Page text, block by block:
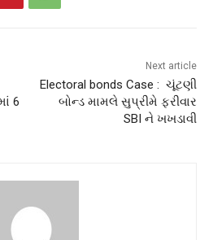
6
Next article
Electoral bonds Case : ચૂંટણી
બોન્ડ મામલે સુપ્રીમે ફરીવાર
SBI ને ખખડાવી